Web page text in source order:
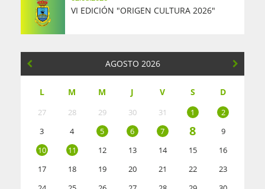
VI EDICIÓN "ORIGEN CULTURA 2026"
AGOSTO 2026
L M M J V S D
27 28 29 30 31 1
2
3
4 5 6 7 8
9
10
11 12 13 14 15
16
17
18 19 20 21 22
23